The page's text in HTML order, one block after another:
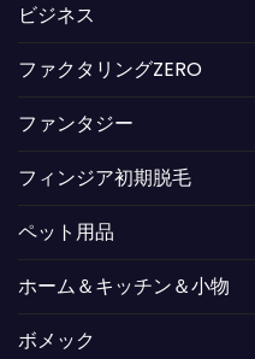
ビジネス
ファクタリングZERO
ファンタジー
フィンジア初期脱毛
ペット用品
ホーム＆キッチン＆小物
ボメック